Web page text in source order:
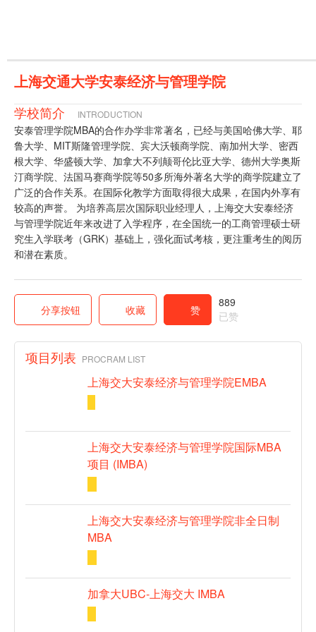
上海交通大学安泰经济与管理学院
学校简介 INTRODUCTION
安泰管理学院MBA的合作办学非常著名，已经与美国哈佛大学、耶
鲁大学、MIT斯隆管理学院、宾大沃顿商学院、南加州大学、密西
根大学、华盛顿大学、加拿大不列颠哥伦比亚大学、德州大学奥斯
汀商学院、法国马赛商学院等50多所海外著名大学的商学院建立了
广泛的合作关系。在国际化教学方面取得很大成果，在国内外享有
较高的声誉。 为培养高层次国际职业经理人，上海交大安泰经济
与管理学院近年来改进了入学程序，在全国统一的工商管理硕士研
究生入学联考（GRK）基础上，强化面试考核，更注重考生的阅历
和潜在素质。
分享按钮 收藏 赞
889
已赞
项目列表 PROCRAM LIST
上海交大安泰经济与管理学院EMBA
上海交大安泰经济与管理学院国际MBA
项目 (IMBA)
上海交大安泰经济与管理学院非全日制
MBA
加拿大UBC-上海交大 IMBA